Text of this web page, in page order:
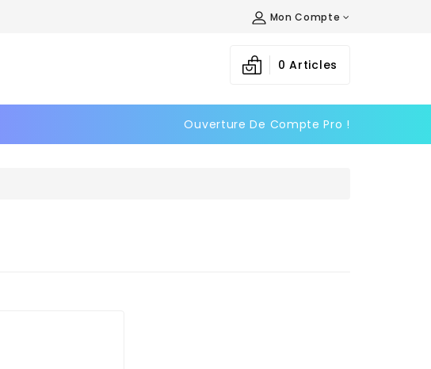
Mon Compte
0 Articles
Ouverture De Compte Pro !